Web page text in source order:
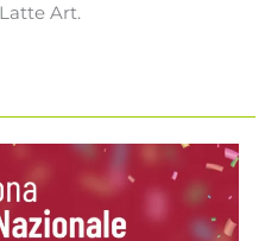
Art.